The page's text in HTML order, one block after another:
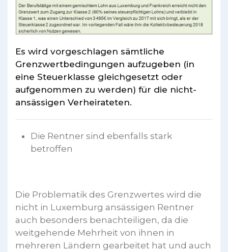
Es wird vorgeschlagen sämtliche
Grenzwertbedingungen aufzugeben (in
eine Steuerklasse gleichgesetzt oder
aufgenommen zu werden) für die nicht-
ansässigen Verheirateten.
Die Rentner sind ebenfalls stark
betroffen
Die Problematik des Grenzwertes wird die
nicht in Luxemburg ansässigen Rentner
auch besonders benachteiligen, da die
weitgehende Mehrheit von ihnen in
mehreren Ländern gearbeitet hat und auch